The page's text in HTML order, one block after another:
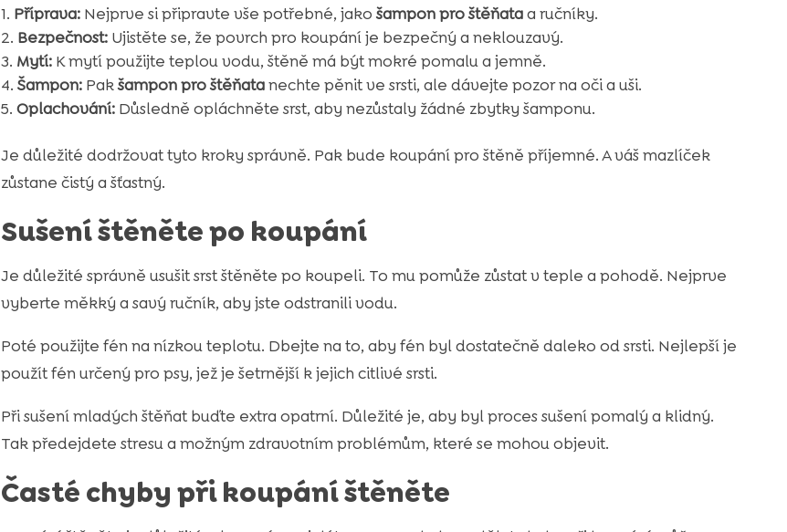
Příprava:Nejprve si připravte vše potřebné, jako šampon pro štěňataa ručníky.
Bezpečnost:Ujistěte se, že povrch pro koupání je bezpečný a neklouzavý.
Mytí:K mytí použijte teplou vodu, štěně má být mokré pomalu a jemně.
Šampon:Pakšampon pro štěňatanechte pěnit ve srsti, ale dávejte pozor na oči a uši.
Oplachování:Důsledně opláchněte srst, aby nezůstaly žádné zbytky šamponu.
Je důležité dodržovat tyto kroky správně. Pak bude koupání pro štěně příjemné. A váš mazlíček
zůstane čistý a šťastný.
Sušení štěněte po koupání
Je důležité správně usušit srst štěněte po koupeli. To mu pomůže zůstat v teple a pohodě. Nejprve
vyberte měkký a savý ručník, aby jste odstranili vodu.
Poté použijte fén na nízkou teplotu. Dbejte na to, aby fén byl dostatečně daleko od srsti. Nejlepší je
použít fén určený pro psy, jež je šetrnější k jejich citlivé srsti.
Při sušení mladých štěňat buďte extra opatrní. Důležité je, aby byl proces sušení pomalý a klidný.
Tak předejdete stresu a možným zdravotním problémům, které se mohou objevit.
Časté chyby při koupání štěněte